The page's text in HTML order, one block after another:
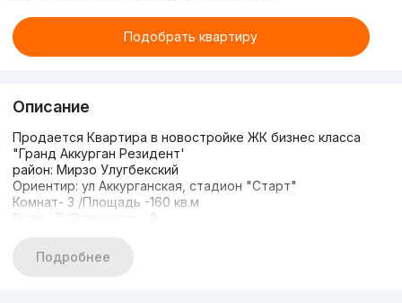
Подобрать квартиру
Описание
Продается Квартира в новостройке ЖК бизнес класса
"Гранд Аккурган Резидент'
район: Мирзо Улугбекский
Ориентир: ул Аккурганская, стадион "Старт"
Комнат- 3 /Площадь -160 кв.м
Этаж -7 /Этажность -8
Рядом: Стадион Старт, Номосковская
Кадастр есть
Подробнее